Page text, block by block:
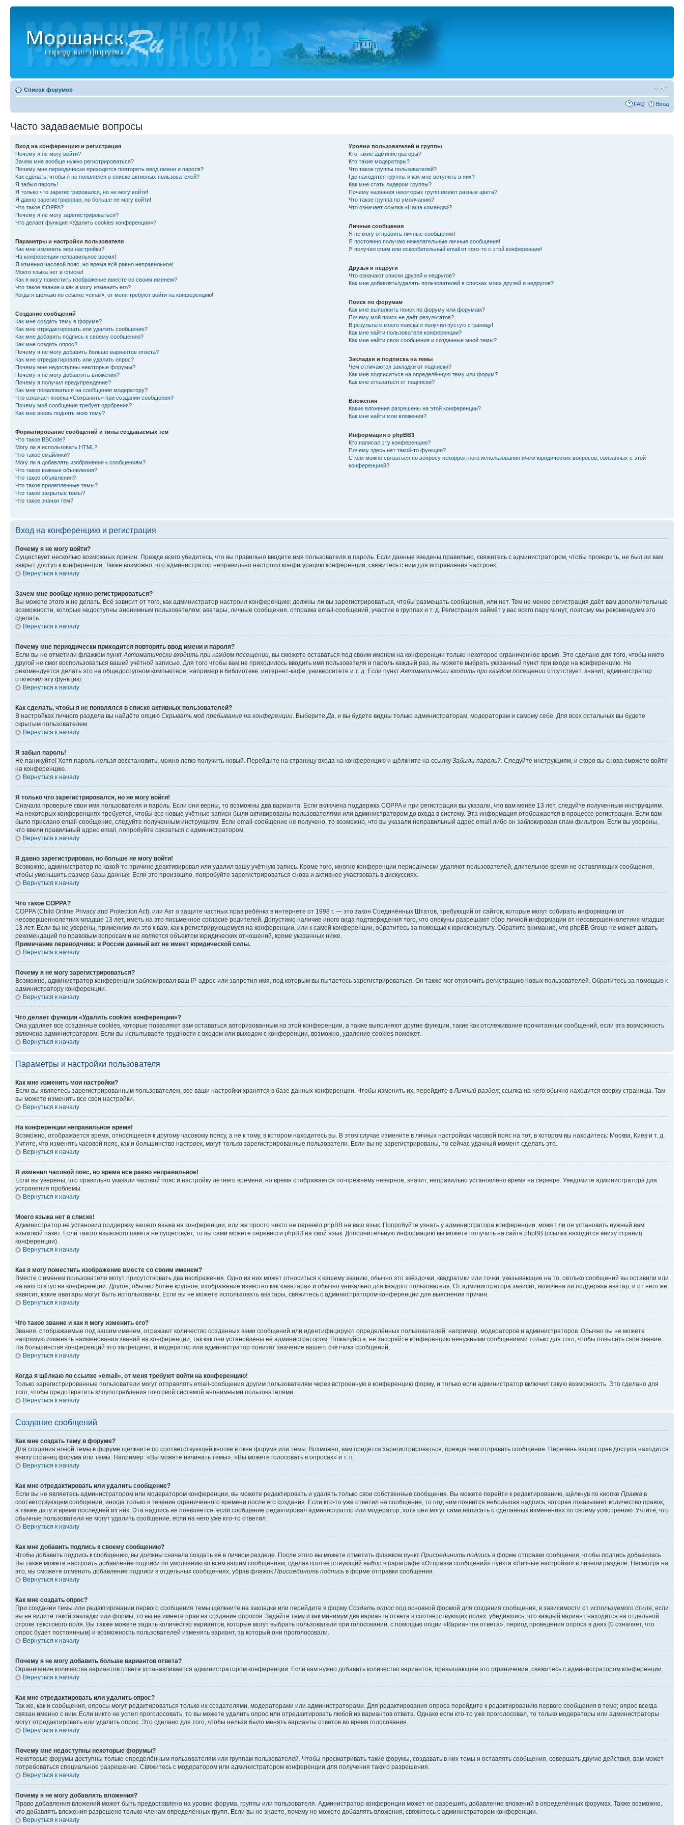
Список форумов
FAQ Вход
Часто задаваемые вопросы
Вход на конференцию и регистрация
Почему я не могу войти?
Зачем мне вообще нужно регистрироваться?
Почему мне периодически приходится повторять ввод имени и пароля?
Как сделать, чтобы я не появлялся в списке активных пользователей?
Я забыл пароль!
Я только что зарегистрировался, но не могу войти!
Я давно зарегистрирован, но больше не могу войти!
Что такое COPPA?
Почему я не могу зарегистрироваться?
Что делает функция «Удалить cookies конференции»?
Параметры и настройки пользователя
Как мне изменить мои настройки?
На конференции неправильное время!
Я изменил часовой пояс, но время всё равно неправильное!
Моего языка нет в списке!
Как я могу поместить изображение вместе со своим именем?
Что такое звание и как я могу изменить его?
Когда я щёлкаю по ссылке «email», от меня требуют войти на конференцию!
Создание сообщений
Как мне создать тему в форуме?
Как мне отредактировать или удалить сообщение?
Как мне добавить подпись к своему сообщению?
Как мне создать опрос?
Почему я не могу добавить больше вариантов ответа?
Как мне отредактировать или удалить опрос?
Почему мне недоступны некоторые форумы?
Почему я не могу добавлять вложения?
Почему я получил предупреждение?
Как мне пожаловаться на сообщения модератору?
Что означает кнопка «Сохранить» при создании сообщения?
Почему моё сообщение требует одобрения?
Как мне вновь поднять мою тему?
Форматирование сообщений и типы создаваемых тем
Что такое BBCode?
Могу ли я использовать HTML?
Что такое смайлики?
Могу ли я добавлять изображения к сообщениям?
Что такое важные объявления?
Что такое объявления?
Что такое прилепленные темы?
Что такое закрытые темы?
Что такое значки тем?
Уровни пользователей и группы
Кто такие администраторы?
Кто такие модераторы?
Что такое группы пользователей?
Где находятся группы и как мне вступить в них?
Как мне стать лидером группы?
Почему названия некоторых групп имеют разные цвета?
Что такое группа по умолчанию?
Что означает ссылка «Наша команда»?
Личные сообщения
Я не могу отправить личные сообщения!
Я постоянно получаю нежелательные личные сообщения!
Я получил спам или оскорбительный email от кого-то с этой конференции!
Друзья и недруги
Что означают списки друзей и недругов?
Как мне добавлять/удалять пользователей в списках моих друзей и недругов?
Поиск по форумам
Как мне выполнить поиск по форуму или форумам?
Почему мой поиск не даёт результатов?
В результате моего поиска я получил пустую страницу!
Как мне найти пользователя конференции?
Как мне найти свои сообщения и созданные мной темы?
Закладки и подписка на темы
Чем отличаются закладки от подписки?
Как мне подписаться на определённую тему или форум?
Как мне отказаться от подписки?
Вложения
Какие вложения разрешены на этой конференции?
Как мне найти мои вложения?
Информация о phpBB3
Кто написал эту конференцию?
Почему здесь нет такой-то функции?
С кем можно связаться по вопросу некорректного использования и/или юридических вопросов, связанных с этой
конференцией?
Вход на конференцию и регистрация
Почему я не могу войти?
Существует несколько возможных причин. Прежде всего убедитесь, что вы правильно вводите имя пользователя и пароль. Если данные введены правильно, свяжитесь с администратором, чтобы проверить, не был ли вам
закрыт доступ к конференции. Также возможно, что администратор неправильно настроил конфигурацию конференции, свяжитесь с ним для исправления настроек.
Вернуться к началу
Зачем мне вообще нужно регистрироваться?
Вы можете этого и не делать. Всё зависит от того, как администратор настроил конференцию: должны ли вы зарегистрироваться, чтобы размещать сообщения, или нет. Тем не менее регистрация даёт вам дополнительные
возможности, которые недоступны анонимным пользователям: аватары, личные сообщения, отправка email-сообщений, участие в группах и т. д. Регистрация займёт у вас всего пару минут, поэтому мы рекомендуем это
сделать.
Вернуться к началу
Почему мне периодически приходится повторять ввод имени и пароля?
Если вы не отметили флажком пунктАвтоматически входить при каждом посещении, вы сможете оставаться под своим именем на конференции только некоторое ограниченное время. Это сделано для того, чтобы никто
другой не смог воспользоваться вашей учётной записью. Для того чтобы вам не приходилось вводить имя пользователя и пароль каждый раз, вы можете выбрать указанный пункт при входе на конференцию. Не
рекомендуется делать это на общедоступном компьютере, например в библиотеке, интернет-кафе, университете и т. д. Если пунктАвтоматически входить при каждом посещении отсутствует, значит, администратор
отключил эту функцию.
Вернуться к началу
Как сделать, чтобы я не появлялся в списке активных пользователей?
В настройках личного раздела вы найдёте опцию Скрывать моё пребывание на конференции. ВыберитеДа, и вы будете видны только администраторам, модераторам и самому себе. Для всех остальных вы будете
скрытым пользователем.
Вернуться к началу
Я забыл пароль!
Не паникуйте! Хотя пароль нельзя восстановить, можно легко получить новый. Перейдите на страницу входа на конференцию и щёлкните на ссылку Забыли пароль?. Следуйте инструкциям, и скоро вы снова сможете войти
на конференцию.
Вернуться к началу
Я только что зарегистрировался, но не могу войти!
Сначала проверьте свои имя пользователя и пароль. Если они верны, то возможны два варианта. Если включена поддержка COPPA и при регистрации вы указали, что вам менее 13 лет, следуйте полученным инструкциям.
На некоторых конференциях требуется, чтобы все новые учётные записи были активированы пользователями или администратором до входа в систему. Эта информация отображается в процессе регистрации. Если вам
было прислано email-сообщение, следуйте полученным инструкциям. Если email-сообщение не получено, то возможно, что вы указали неправильный адрес email либо он заблокирован спам-фильтром. Если вы уверены,
что ввели правильный адрес email, попробуйте связаться с администратором.
Вернуться к началу
Я давно зарегистрирован, но больше не могу войти!
Возможно, администратор по какой-то причине деактивировал или удалил вашу учётную запись. Кроме того, многие конференции периодически удаляют пользователей, длительное время не оставляющих сообщения,
чтобы уменьшить размер базы данных. Если это произошло, попробуйте зарегистрироваться снова и активнее участвовать в дискуссиях.
Вернуться к началу
Что такое COPPA?
COPPA (Child Online Privacy and Protection Act), или Акт о защите частных прав ребёнка в интернете от 1998 г. — это закон Соединённых Штатов, требующий от сайтов, которые могут собирать информацию от
несовершеннолетних младше 13 лет, иметь на это письменное согласие родителей. Допустимо наличие иного вида подтверждения того, что опекуны разрешают сбор личной информации от несовершеннолетних младше
13 лет. Если вы не уверены, применимо ли это к вам, как к регистрирующемуся на конференции, или к самой конференции, обратитесь за помощью к юрисконсульту. Обратите внимание, что phpBB Group не может давать
рекомендаций по правовым вопросам и не является объектом юридических отношений, кроме указанных ниже.
Примечание переводчика: в России данный акт не имеет юридической силы.
Вернуться к началу
Почему я не могу зарегистрироваться?
Возможно, администратор конференции заблокировал ваш IP-адрес или запретил имя, под которым вы пытаетесь зарегистрироваться. Он также мог отключить регистрацию новых пользователей. Обратитесь за помощью к
администратору конференции.
Вернуться к началу
Что делает функция «Удалить cookies конференции»?
Она удаляет все созданные cookies, которые позволяют вам оставаться авторизованным на этой конференции, а также выполняют другие функции, такие как отслеживание прочитанных сообщений, если эта возможность
включена администратором. Если вы испытываете трудности с входом или выходом с конференции, возможно, удаление cookies поможет.
Вернуться к началу
Параметры и настройки пользователя
Как мне изменить мои настройки?
Если вы являетесь зарегистрированным пользователем, все ваши настройки хранятся в базе данных конференции. Чтобы изменить их, перейдите вЛичный раздел; ссылка на него обычно находится вверху страницы. Там
вы можете изменить все свои настройки.
Вернуться к началу
На конференции неправильное время!
Возможно, отображается время, относящееся к другому часовому поясу, а не к тому, в котором находитесь вы. В этом случае измените в личных настройках часовой пояс на тот, в котором вы находитесь: Москва, Киев и т. д.
Учтите, что изменять часовой пояс, как и большинство настроек, могут только зарегистрированные пользователи. Если вы не зарегистрированы, то сейчас удачный момент сделать это.
Вернуться к началу
Я изменил часовой пояс, но время всё равно неправильное!
Если вы уверены, что правильно указали часовой пояс и настройку летнего времени, но время отображается по-прежнему неверное, значит, неправильно установлено время на сервере. Уведомите администратора для
устранения проблемы.
Вернуться к началу
Моего языка нет в списке!
Администратор не установил поддержку вашего языка на конференции, или же просто никто не перевёл phpBB на ваш язык. Попробуйте узнать у администратора конференции, может ли он установить нужный вам
языковой пакет. Если такого языкового пакета не существует, то вы сами можете перевести phpBB на свой язык. Дополнительную информацию вы можете получить на сайте phpBB (ссылка находится внизу страниц
конференции).
Вернуться к началу
Как я могу поместить изображение вместе со своим именем?
Вместе с именем пользователя могут присутствовать два изображения. Одно из них может относиться к вашему званию, обычно это звёздочки, квадратики или точки, указывающие на то, сколько сообщений вы оставили или
на ваш статус на конференции. Другое, обычно более крупное, изображение известно как «аватара» и обычно уникально для каждого пользователя. От администратора зависит, включена ли поддержка аватар, и от него же
зависит, какие аватары могут быть использованы. Если вы не можете использовать аватары, свяжитесь с администратором конференции для выяснения причин.
Вернуться к началу
Что такое звание и как я могу изменить его?
Звания, отображаемые под вашим именем, отражают количество созданных вами сообщений или идентифицируют определённых пользователей: например, модераторов и администраторов. Обычно вы не можете
напрямую изменять наименования званий на конференции, так как они установлены её администратором. Пожалуйста, не засоряйте конференцию ненужными сообщениями только для того, чтобы повысить своё звание.
На большинстве конференций это запрещено, и модератор или администратор понизят значение вашего счётчика сообщений.
Вернуться к началу
Когда я щёлкаю по ссылке «email», от меня требуют войти на конференцию!
Только зарегистрированные пользователи могут отправлять email-сообщения другим пользователям через встроенную в конференцию форму, и только если администратор включил такую возможность. Это сделано для
того, чтобы предотвратить злоупотребления почтовой системой анонимными пользователями.
Вернуться к началу
Создание сообщений
Как мне создать тему в форуме?
Для создания новой темы в форуме щёлкните по соответствующей кнопке в окне форума или темы. Возможно, вам придётся зарегистрироваться, прежде чем отправить сообщение. Перечень ваших прав доступа находится
внизу страниц форума или темы. Например: «Вы можете начинать темы», «Вы можете голосовать в опросах» и т. п.
Вернуться к началу
Как мне отредактировать или удалить сообщение?
Если вы не являетесь администратором или модератором конференции, вы можете редактировать и удалять только свои собственные сообщения. Вы можете перейти к редактированию, щёлкнув по кнопке Правка в
соответствующем сообщении, иногда только в течение ограниченного времени после его создания. Если кто-то уже ответил на сообщение, то под ним появится небольшая надпись, которая показывает количество правок,
а также дату и время последней из них. Эта надпись не появляется, если сообщение редактировал администратор или модератор, хотя они могут сами написать о сделанных изменениях по своему усмотрению. Учтите, что
обычные пользователи не могут удалить сообщение, если на него уже кто-то ответил.
Вернуться к началу
Как мне добавить подпись к своему сообщению?
Чтобы добавить подпись к сообщению, вы должны сначала создать её в личном разделе. После этого вы можете отметить флажком пункт Присоединить подпись в форме отправки сообщения, чтобы подпись добавилась.
Вы также можете настроить добавление подписи по умолчанию ко всем вашим сообщениям, сделав соответствующий выбор в параграфе «Отправка сообщений» пункта «Личные настройки» в личном разделе. Несмотря на
это, вы сможете отменить добавление подписи в отдельных сообщениях, убрав флажок Присоединить подпись в форме отправки сообщения.
Вернуться к началу
Как мне создать опрос?
При создании темы или редактировании первого сообщения темы щёлкните на закладке или перейдите в форму Создать опрос под основной формой для создания сообщения, в зависимости от используемого стиля; если
вы не видите такой закладки или формы, то вы не имеете прав на создание опросов. Задайте тему и как минимум два варианта ответа в соответствующих полях, убедившись, что каждый вариант находится на отдельной
строке текстового поля. Вы также можете задать количество вариантов, которые могут выбрать пользователи при голосовании, с помощью опции «Вариантов ответа», период проведения опроса в днях (0 означает, что
опрос будет постоянным) и возможность пользователей изменять вариант, за который они проголосовали.
Вернуться к началу
Почему я не могу добавить больше вариантов ответа?
Ограничение количества вариантов ответа устанавливается администратором конференции. Если вам нужно добавить количество вариантов, превышающее это ограничение, свяжитесь с администратором конференции.
Вернуться к началу
Как мне отредактировать или удалить опрос?
Так же, как и сообщения, опросы могут редактироваться только их создателями, модераторами или администраторами. Для редактирования опроса перейдите к редактированию первого сообщения в теме; опрос всегда
связан именно с ним. Если никто не успел проголосовать, то вы можете удалить опрос или отредактировать любой из вариантов ответа. Однако если кто-то уже проголосовал, то только модераторы или администраторы
могут отредактировать или удалить опрос. Это сделано для того, чтобы нельзя было менять варианты ответов во время голосования.
Вернуться к началу
Почему мне недоступны некоторые форумы?
Некоторые форумы доступны только определённым пользователям или группам пользователей. Чтобы просматривать такие форумы, создавать в них темы и оставлять сообщения, совершать другие действия, вам может
потребоваться специальное разрешение. Свяжитесь с модератором или администратором конференции для получения такого разрешения.
Вернуться к началу
Почему я не могу добавлять вложения?
Право добавления вложений может быть предоставлено на уровне форума, группы или пользователя. Администратор конференции может не разрешить добавление вложений в определённых форумах. Также возможно,
что добавлять вложения разрешено только членам определённых групп. Если вы не знаете, почему не можете добавлять вложения, свяжитесь с администратором конференции.
Вернуться к началу